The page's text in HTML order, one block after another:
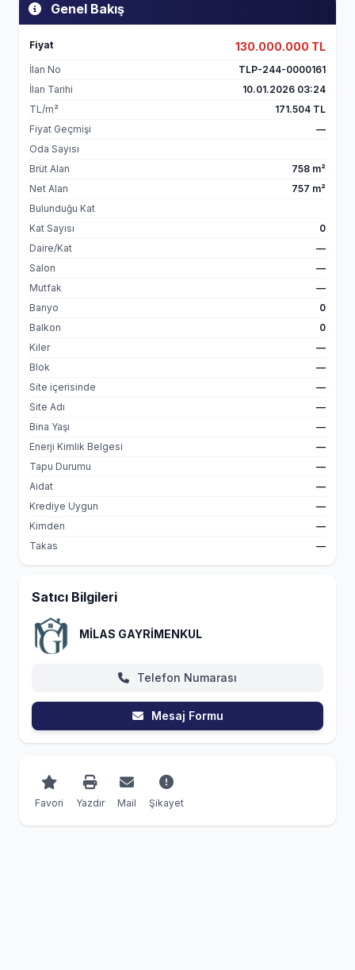
Genel Bakış
Fiyat 130.000.000 TL
İlan No
TLP-244-0000161
İlan Tarihi
10.01.2026 03:24
TL/m²
171.504 TL
Fiyat Geçmişi
—
Oda Sayısı
Brüt Alan
758 m²
Net Alan
757 m²
Bulunduğu Kat
Kat Sayısı
0
Daire/Kat
—
Salon
—
Mutfak
—
Banyo
0
Balkon
0
Kiler
—
Blok
—
Site içerisinde
—
Site Adı
—
Bina Yaşı
—
Enerji Kimlik Belgesi
—
Tapu Durumu
—
Aidat
—
Krediye Uygun
—
Kimden
—
Takas
—
Satıcı Bilgileri
MİLAS GAYRİMENKUL
Telefon Numarası
Mesaj Formu
Favori Yazdır Mail Şikayet